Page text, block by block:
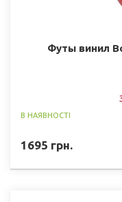
Футы винил
В НАЯВНОСТІ
1695 грн.